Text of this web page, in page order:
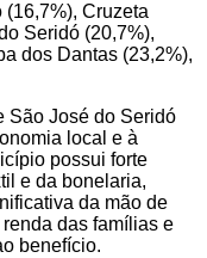
Cruzeta
Seridó (20,7%),
dos Dantas (23,2%),
São José do Seridó
local e à
possui forte
e da bonelaria,
da mão de
das famílias e
benefício.